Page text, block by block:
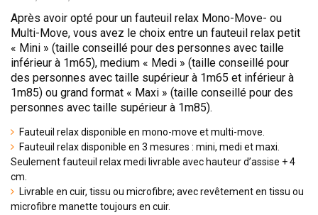
Après avoir opté pour un fauteuil relax Mono-Move- ou
Multi-Move, vous avez le choix entre un fauteuil relax petit
« Mini » (taille conseillé pour des personnes avec taille
inférieur à 1m65), medium « Medi » (taille conseillé pour
des personnes avec taille supérieur à 1m65 et inférieur à
1m85) ou grand format « Maxi » (taille conseillé pour des
personnes avec taille supérieur à 1m85).
Fauteuil relax disponible en mono-move et multi-move.
Fauteuil relax disponible en 3 mesures : mini, medi et maxi.
Seulement fauteuil relax medi livrable avec hauteur d’assise + 4
cm.
Livrable en cuir, tissu ou microfibre; avec revêtement en tissu ou
microfibre manette toujours en cuir.